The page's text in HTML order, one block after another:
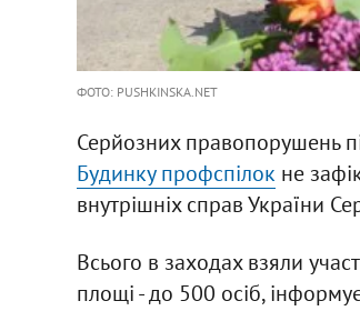
ФОТО: PUSHKINSKA.NET
Серйозних правопорушень
Будинку профспілок не
внутрішніх справ України
Всього в заходах взяли
площі - до 500 осіб,